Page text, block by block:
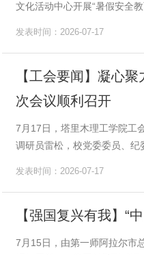
文化活动中心开展“暑假安全
发表时间：2026-07-17
【工会要闻】凝心
次会议顺利召开
7月17日，塔里木理工学院工
调研员雷松，校党委委员、纪
发表时间：2026-07-17
【强国复兴有我】“
7月15日，由第一师阿拉尔市